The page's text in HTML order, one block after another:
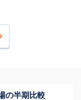
の半期比較